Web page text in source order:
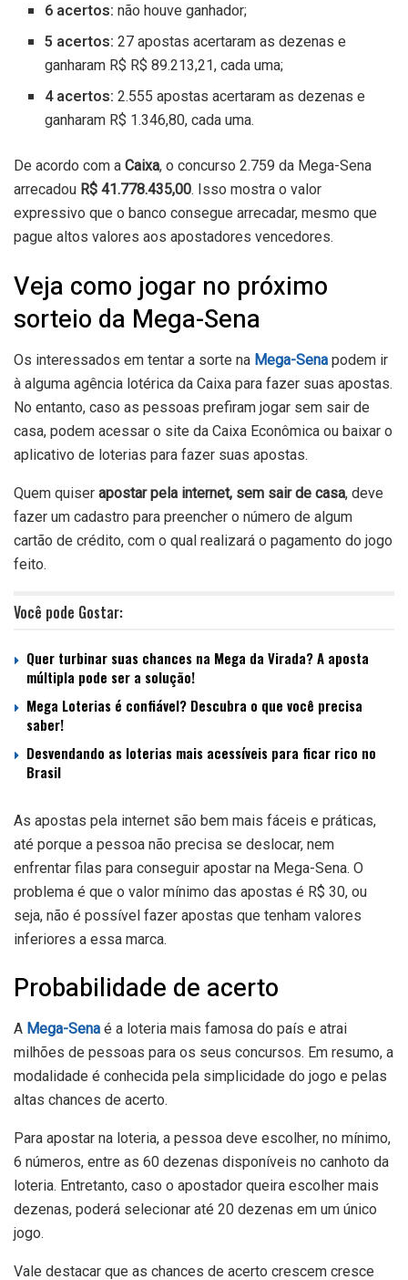
6 acertos: não houve ganhador;
5 acertos: 27 apostas acertaram as dezenas e
ganharam R$ R$ 89.213,21, cada uma;
4 acertos: 2.555 apostas acertaram as dezenas e
ganharam R$ 1.346,80, cada uma.
De acordo com a Caixa, o concurso 2.759 da Mega-Sena
arrecadou R$ 41.778.435,00. Isso mostra o valor
expressivo que o banco consegue arrecadar, mesmo que
pague altos valores aos apostadores vencedores.
Veja como jogar no próximo
sorteio da Mega-Sena
Os interessados em tentar a sorte na Mega-Sena podem ir
à alguma agência lotérica da Caixa para fazer suas apostas.
No entanto, caso as pessoas prefiram jogar sem sair de
casa, podem acessar o site da Caixa Econômica ou baixar o
aplicativo de loterias para fazer suas apostas.
Quem quiser apostar pela internet, sem sair de casa, deve
fazer um cadastro para preencher o número de algum
cartão de crédito, com o qual realizará o pagamento do jogo
feito.
Você pode Gostar:
Quer turbinar suas chances na Mega da Virada? A aposta
múltipla pode ser a solução!
Mega Loterias é confiável? Descubra o que você precisa
saber!
Desvendando as loterias mais acessíveis para ficar rico no
Brasil
As apostas pela internet são bem mais fáceis e práticas,
até porque a pessoa não precisa se deslocar, nem
enfrentar filas para conseguir apostar na Mega-Sena. O
problema é que o valor mínimo das apostas é R$ 30, ou
seja, não é possível fazer apostas que tenham valores
inferiores a essa marca.
Probabilidade de acerto
A Mega-Sena é a loteria mais famosa do país e atrai
milhões de pessoas para os seus concursos. Em resumo, a
modalidade é conhecida pela simplicidade do jogo e pelas
altas chances de acerto.
Para apostar na loteria, a pessoa deve escolher, no mínimo,
6 números, entre as 60 dezenas disponíveis no canhoto da
loteria. Entretanto, caso o apostador queira escolher mais
dezenas, poderá selecionar até 20 dezenas em um único
jogo.
Vale destacar que as chances de acerto crescem cresce